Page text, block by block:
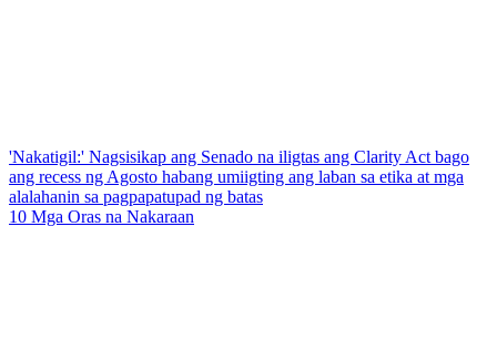
'Nakatigil:' Nagsisikap ang Senado na iligtas ang Clarity Act bago
ang recess ng Agosto habang umiigting ang laban sa etika at mga
alalahanin sa pagpapatupad ng batas
10 Mga Oras na Nakaraan